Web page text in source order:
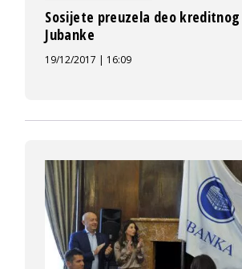
Sosijete preuzela deo
Jubanke
19/12/2017 | 16:09